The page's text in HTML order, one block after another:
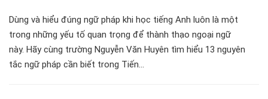
Dùng và hiểu đúng ngữ pháp khi học tiếng Anh luôn là một
trong những yếu tố quan trọng để thành thạo ngoại ngữ
này. Hãy cùng trường Nguyễn Văn Huyên tìm hiểu 13 nguyên
tắc ngữ pháp cần biết trong Tiến...